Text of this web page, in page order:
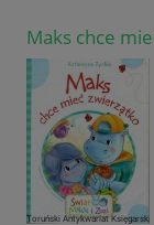
Maks chce